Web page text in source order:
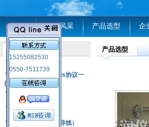
首页 企业风采 产品选型 企
15255082530
0550-7511739
产品列表
RS485通讯modbus协议一
体化现场智能仪表
热电偶
压力式温度计
热电偶补偿电缆（导线）
产品选型